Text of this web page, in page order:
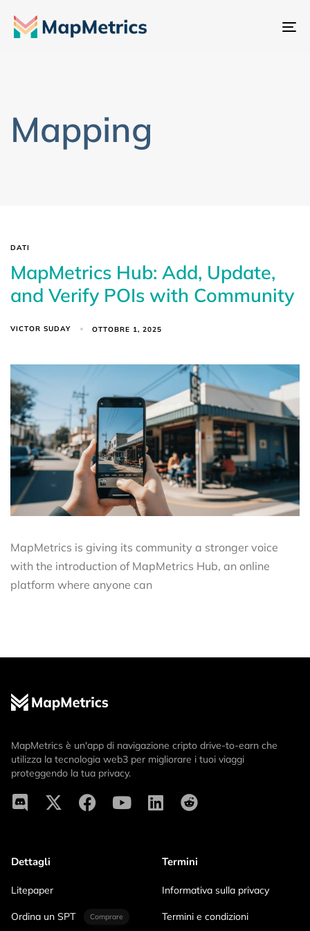
Mapping
DATI
MapMetrics Hub: Add, Update,
and Verify POIs with Community
VICTOR SUDAY OTTOBRE 1, 2025
MapMetrics is giving its community a stronger voice
with the introduction of MapMetrics Hub, an online
platform where anyone can
MapMetrics è un'app di navigazione cripto drive-to-earn che
utilizza la tecnologia web3 per migliorare i tuoi viaggi
proteggendo la tua privacy.
Dettagli
Litepaper
Ordina un SPT Comprare
Termini
Informativa sulla privacy
Termini e condizioni